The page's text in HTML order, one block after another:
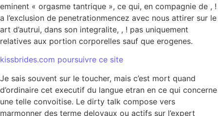
eminent « orgasme tantrique », ce qui, en compagnie de , !
a l’exclusion de penetrationmencez avec nous attirer sur le
art d’autrui, dans son integralite, , ! pas uniquement
relatives aux portion corporelles sauf que erogenes.
kissbrides.com poursuivre ce site
Je sais souvent sur le toucher, mais c’est mort quand
d’ordinaire cet executif du langue etran en ce qui concerne
une telle convoitise. Le dirty talk compose vers
marmonner des terme deloyaux ou actifs sur l’expert